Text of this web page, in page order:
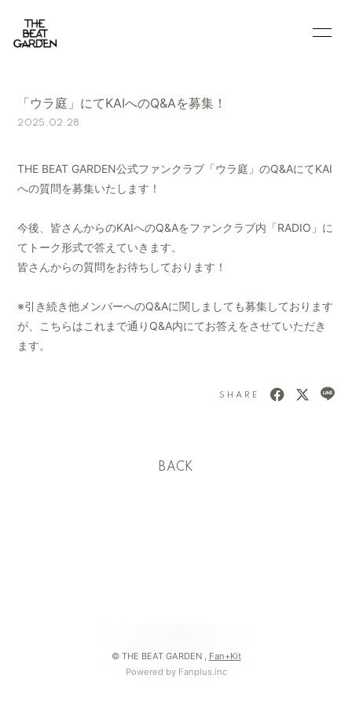
BLOG MOVIE
Q&A
「ウラ庭」にてKAIへのQ&Aを募集！
2025.02.28
THE BEAT GARDEN公式ファンクラブ「ウラ庭」のQ&AにてKAI
への質問を募集いたします！
今後、皆さんからのKAIへのQ&Aをファンクラブ内「RADIO」に
てトーク形式で答えていきます。
皆さんからの質問をお待ちしております！
※引き続き他メンバーへのQ&Aに関しましても募集しております
が、こちらはこれまで通りQ&A内にてお答えをさせていただき
ます。
SHARE
BACK
© THE BEAT GARDEN , Fan+Kit
Powered by Fanplus.inc